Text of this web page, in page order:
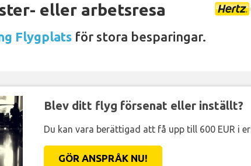
eller arbetsresa
Flygplats för stora besparingar.
Blev ditt flyg försenat eller inställt?
Du kan vara berättigad att få upp till 600 EUR i
GÖR ANSPRÅK NU!